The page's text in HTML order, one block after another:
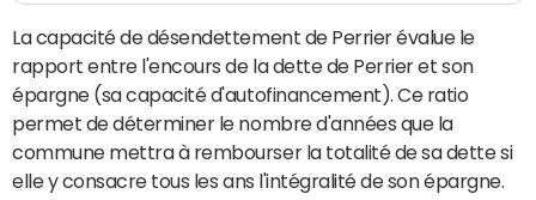
La capacité de désendettement de Perrier évalue le
rapport entre l'encours de la dette de Perrier et son
épargne (sa capacité d'autofinancement). Ce ratio
permet de déterminer le nombre d'années que la
commune mettra à rembourser la totalité de sa dette si
elle y consacre tous les ans l'intégralité de son épargne.